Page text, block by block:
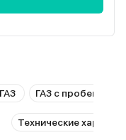
ГАЗ с пробегом
Технические